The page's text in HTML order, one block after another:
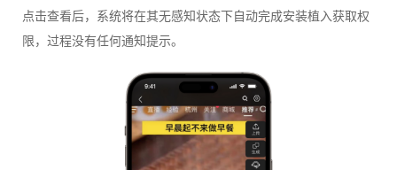
点击查看后，系统将在其无感知状态下自动完成安装植入获取权
限，过程没有任何通知提示。